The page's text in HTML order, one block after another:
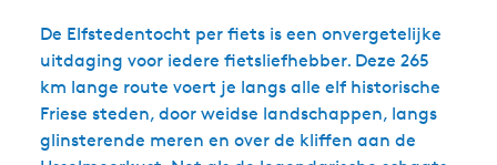
De Elfstedentocht per fiets is een onvergetelijke
uitdaging voor iedere fietsliefhebber. Deze 265
km lange route voert je langs alle elf historische
Friese steden, door weidse landschappen, langs
glinsterende meren en over de kliffen aan de